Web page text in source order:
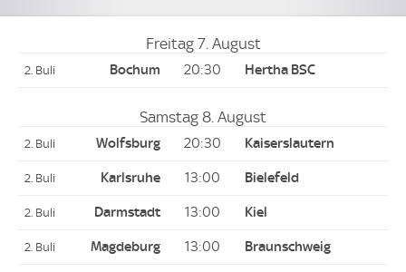
Freitag 7. August
2. Buli 20:30
Samstag 8. August
2. Buli 20:30
2. Buli 13:00
2. Buli 13:00
2. Buli 13:00